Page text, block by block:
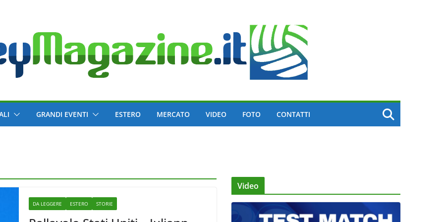
GRANDI EVENTI ESTERO MERCATO VIDEO FOTO CONTATTI
DA LEGGERE ESTERO STORIE
Video